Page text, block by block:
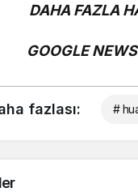
DAHA FAZLA
GOOGLE
fazlası: #